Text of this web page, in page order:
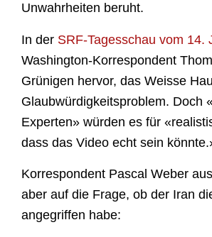
Unwahrheiten beruht.
In der SRF-Tagesschau vom 14.
Washington-Korrespondent
Grünigen hervor, das Weisse
Glaubwürdigkeitsproblem. Doch
Experten» würden es für
dass das Video echt sein
Korrespondent Pascal Weber
aber auf die Frage, ob der Iran
angegriffen habe: